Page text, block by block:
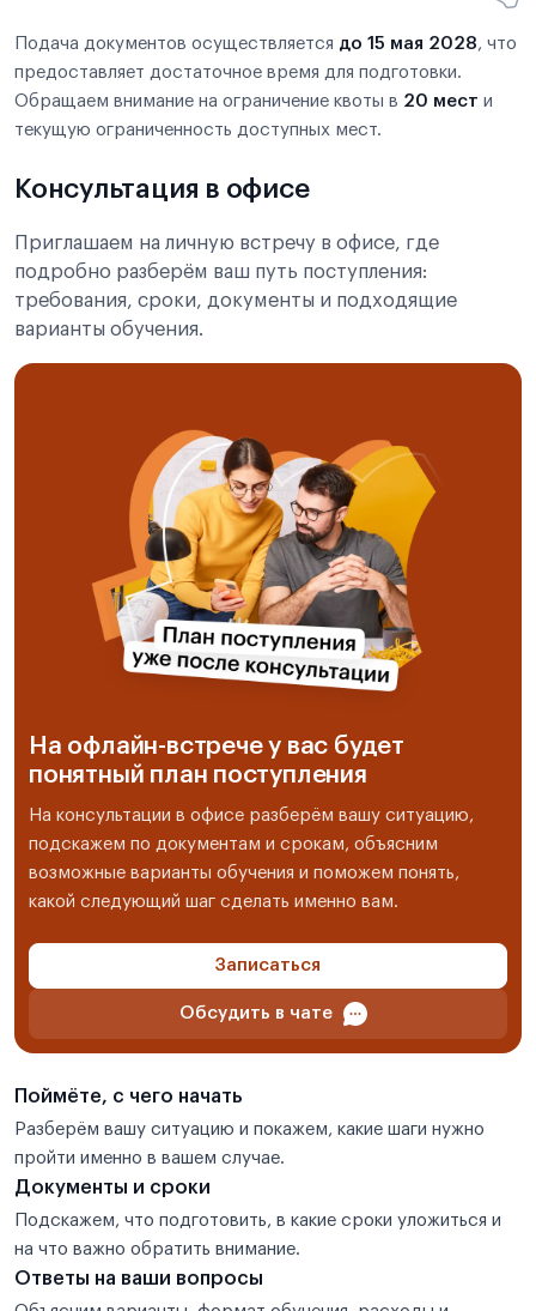
Подача документов осуществляется до 15 мая 2028 , что
предоставляет достаточное время для подготовки.
Обращаем внимание на ограничение квоты в 20 мест и
текущую ограниченность доступных мест.
Консультация в офисе
Приглашаем на личную встречу в офисе, где
подробно разберём ваш путь поступления:
требования, сроки, документы и подходящие
варианты обучения.
На офлайн-встрече у вас будет
понятный план поступления
На консультации в офисе разберём вашу ситуацию,
подскажем по документам и срокам, объясним
возможные варианты обучения и поможем понять,
какой следующий шаг сделать именно вам.
Записаться
Обсудить в чате
Поймёте, с чего начать
Разберём вашу ситуацию и покажем, какие шаги нужно
пройти именно в вашем случае.
Документы и сроки
Подскажем, что подготовить, в какие сроки уложиться и
на что важно обратить внимание.
Ответы на ваши вопросы